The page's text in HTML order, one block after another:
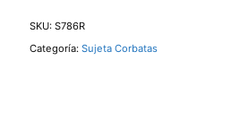
SKU:S786R
Categoría:Sujeta Corbatas